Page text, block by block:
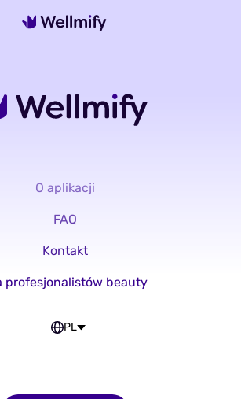
O aplikacji
FAQ
Kontakt
profesjonalistów beauty
PL